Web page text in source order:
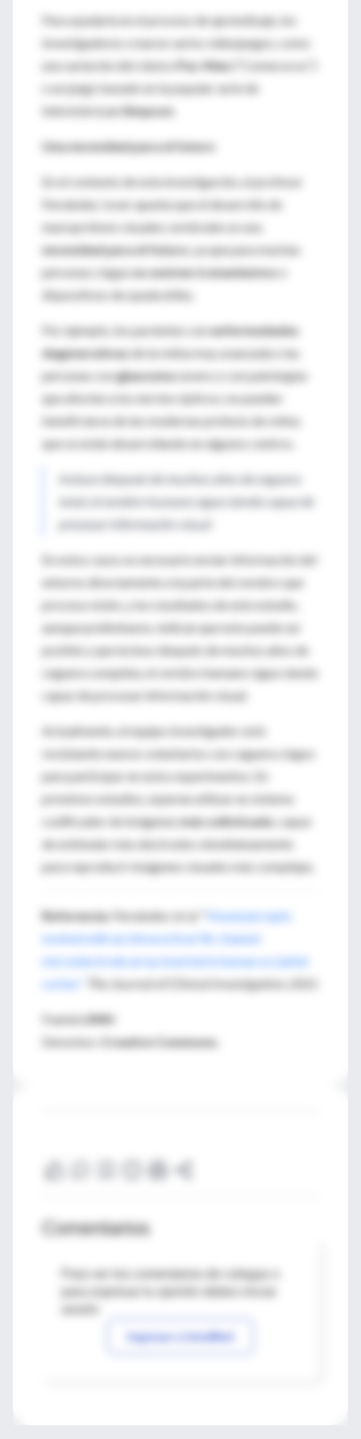
Para ayudarla en el proceso de aprendizaje, los
investigadores crearon varios videojuegos, como
una variación del clásico
Pac-Man (“Comecocos”)
o un juego basado en la popular serie de
televisiónLos Simpson
Una necesidad para el futuro
En el contexto de esta investigación, el profesor
Fernández Jover apunta que el desarrollo de
neuroprótesis visuales cerebrales es una
necesidad para el futuro , ya que para muchas
personas ciegasno existen tratamientoso
dispositivos de ayuda útiles.
Por ejemplo, los pacientes conenfermedades
degenerativasde la retina muy avanzada o las
personas conglaucomasevero o con patologías
que afecten a los nervios ópticos, no pueden
beneficiarse de las modernas prótesis de retina
que se están desarrollando en algunos centros.
Incluso después de muchos años de ceguera
total, el cerebro humano sigue siendo capaz de
procesar información visual
En estos casos es necesario enviar información del
entorno directamente a la parte del cerebro que
procesa visión, y los resultados de este estudio,
aunque preliminares, indican que esto puede ser
posible y que incluso después de muchos años de
ceguera completa, el cerebro humano sigue siendo
capaz de procesar información visual.
Actualmente, el equipo investigador está
reclutando nuevos voluntarios con ceguera ciegos
para participar en estos experimentos. En
próximos estudios, esperan utilizar un sistema
codificador de imágenesmás sofisticado , capaz
de estimular más electrodos simultáneamente
para reproducir imágenes visuales más complejas.
Referencia: Fernández et al.
Visual percepts
evoked with an Intracortical 96-channel
microelectrode array inserted in human occipital
cortex"
The Journal of Clinical Investigation
Fuente:UMH
Derechos:
Creative Commons.
Comentarios
Para ver los comentarios de colegas o
Ingresar a IntraMed